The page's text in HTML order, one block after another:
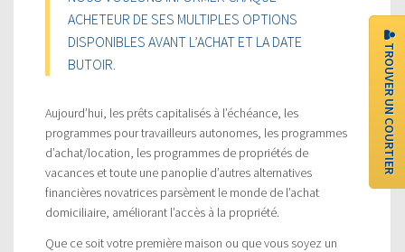
TROUVER UN COURTIER
ACHETEUR DE SES MULTIPLES OPTIONS
DISPONIBLES AVANT L’ACHAT ET LA DATE
BUTOIR.
Aujourd’hui, les prêts capitalisés à l’échéance, les
programmes pour travailleurs autonomes, les programmes
d’achat/location, les programmes de propriétés de
vacances et toute une panoplie d’autres alternatives
financières novatrices parsèment le monde de l’achat
domiciliaire, améliorant l’accès à la propriété.
Que ce soit votre première maison ou que vous soyez un